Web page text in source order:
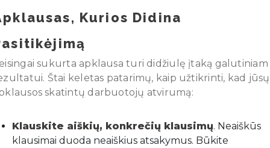
Kurios Didina
sukurta apklausa turi didžiulę įtaką galutiniam
Štai keletas patarimų, kaip užtikrinti, kad jūsų
skatintų darbuotojų atvirumą:
Klauskite aiškių, konkrečių klausimų. Neaiškūs
klausimai duoda neaiškius atsakymus. Būkite